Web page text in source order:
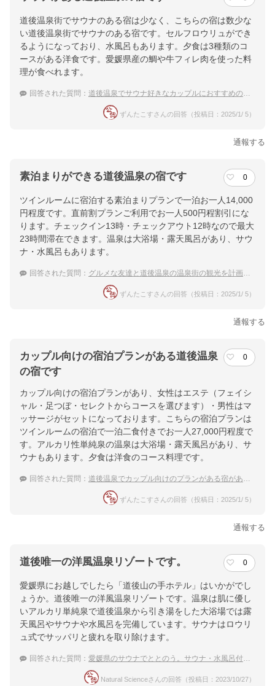
道後温泉街でサウナのある宿は少なく、こちらの宿は数少な
い道後温泉街でサウナのある宿です。セルフロウリュができ
るようになっており、水風呂もあります。夕食は3種類のコ
ースがある洋食です。愛媛県産の鯛や牛フィレ肉を使った料
理が食べれます。
回答された質問： 道後温泉でサウナ好きなカップルにおすすめの宿を教えて！
ずんたこすさんの回答（投稿日：2025/1/ 5）
通報する
素泊まりができる道後温泉の宿です 0
ツインルームに宿泊する素泊まりプランで一泊お一人14,000
円程度です。直前割プランご利用でお一人500円程割引にな
ります。チェックイン13時・チェックアウト12時なので最大
23時間滞在できます。温泉は大浴場・露天風呂があり、サウ
ナ・水風呂もあります。
回答された質問： グルメな友達と道後温泉の温泉街の観光を計画中です。観光に便利で素泊まりが出来る宿を探しています。
ずんたこすさんの回答（投稿日：2025/1/ 5）
通報する
カップル向けの宿泊プランがある道後温泉
の宿です
0
カップル向けの宿泊プランがあり、女性はエステ（フェイシ
ャル・足つぼ・セレクトからコースを選びます）・男性はマ
ッサージがセットになっております。こちらの宿泊プランは
ツインルームの宿泊で一泊二食付きでお一人27,000円程度で
す。アルカリ性単純泉の温泉は大浴場・露天風呂があり、サ
ウナもあります。夕食は洋食のコース料理です。
回答された質問： 道後温泉でカップル向けのプランがある宿があったら教えて！
ずんたこすさんの回答（投稿日：2025/1/ 5）
通報する
道後唯一の洋風温泉リゾートです。 0
愛媛県にお越しでしたら「道後山の手ホテル」はいかがでし
ょうか。道後唯一の洋風温泉リゾートです。温泉は肌に優し
いアルカリ単純泉で道後温泉から引き湯をした大浴場では露
天風呂やサウナや水風呂を完備しています。サウナはロウリ
ュ式でサッパリと疲れを取り除けます。
回答された質問： 愛媛県のサウナでととのう。サウナ・水風呂付おすすめ温泉宿は？
Natural Scienceさんの回答（投稿日：2023/10/27）